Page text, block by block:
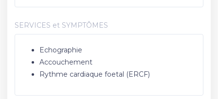
SERVICES et SYMPTÔMES
Echographie
Accouchement
Rythme cardiaque foetal (ERCF)